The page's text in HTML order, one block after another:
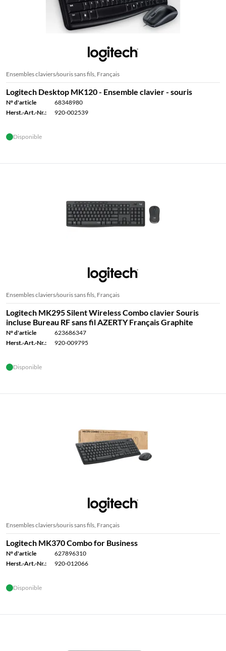
Ensembles claviers/souris sans fils, Français
Logitech Desktop MK120 - Ensemble clavier - souris
N° d'article
68348980
Herst.-Art.-Nr.:
920-002539
Disponible
Ensembles claviers/souris sans fils, Français
Logitech MK295 Silent Wireless Combo clavier Souris
incluse Bureau RF sans fil AZERTY Français Graphite
N° d'article
623686347
Herst.-Art.-Nr.:
920-009795
Disponible
Ensembles claviers/souris sans fils, Français
Logitech MK370 Combo for Business
N° d'article
627896310
Herst.-Art.-Nr.:
920-012066
Disponible